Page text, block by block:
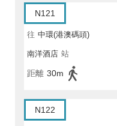
N121
往 中環(港澳碼頭)
南洋酒店 站
距離 30m
N122